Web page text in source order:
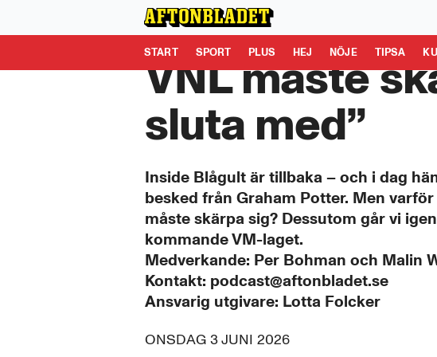
START SPORT PLUS HEJ NÖJE TIPSA
Aftonbladet är en del av Schibsted Media.
VNL måste
sluta med”
Inside Blågult är tillbaka – och i dag
besked från Graham Potter. Men
måste skärpa sig? Dessutom går vi
kommande VM-laget.
Medverkande: Per Bohman och Malin
Kontakt: podcast@aftonbladet.se
Ansvarig utgivare: Lotta Folcker
ONSDAG 3 JUNI 2026